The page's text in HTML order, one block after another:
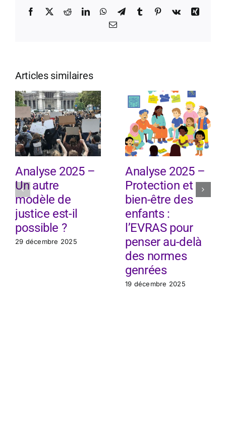
Facebook
X RedditLinkedInWhatsApp
TelegramTumblr Pinterest
Vk
Xing
Email
Articles similaires
Analyse 2025 –
Un autre
modèle de
justice est-il
possible ?
29 décembre 2025
Analyse 2025 –
Protection et
bien-être des
enfants :
l’EVRAS pour
penser au-delà
des normes
genrées
19 décembre 2025